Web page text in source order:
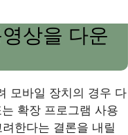
상을 다운
모바일 장치의 경우 다
확장 프로그램 사용
한다는 결론을 내릴